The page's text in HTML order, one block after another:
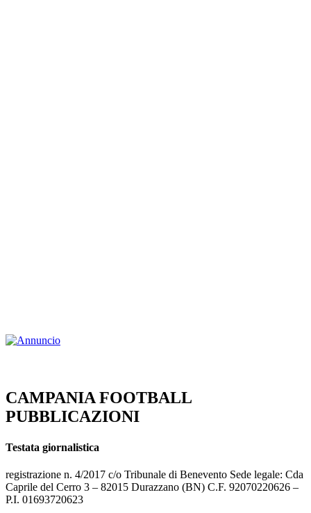
CAMPANIA FOOTBALL
PUBBLICAZIONI
Testata giornalistica
registrazione n. 4/2017 c/o Tribunale di Benevento Sede legale: Cda
Caprile del Cerro 3 – 82015 Durazzano (BN) C.F. 92070220626 –
P.I. 01693720623